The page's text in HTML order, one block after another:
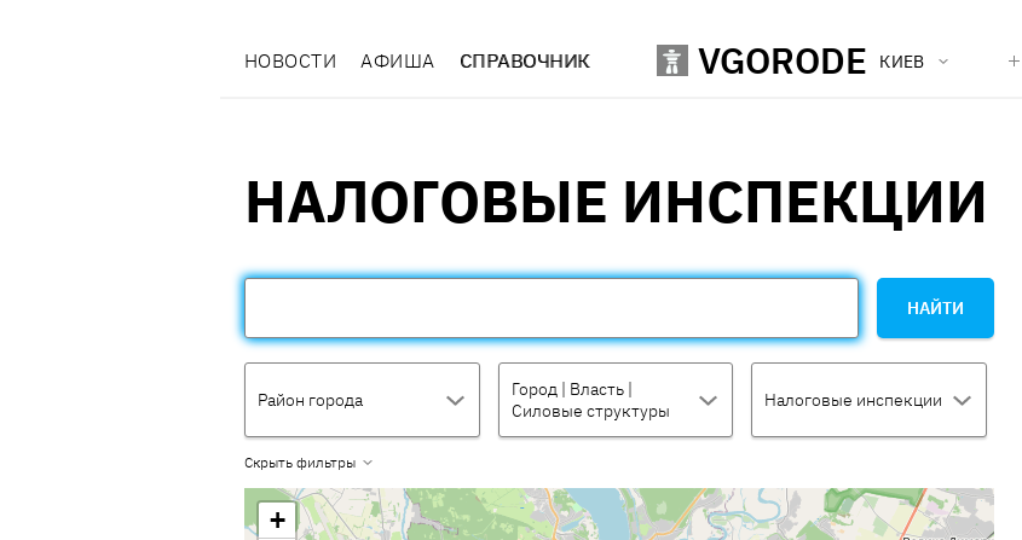
НОВОСТИ АФИША СПРАВОЧНИК VGORODE КИЕВ
НАЛОГОВЫЕ ИНСПЕКЦИИ
НАЙТИ
Район города
Город | Власть |
Силовые структуры
Налоговые инспекции
Скрыть фильтры
+